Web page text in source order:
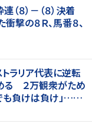
８）－（８）決着
撃の８Ｒ、馬番８、
トラリア代表に逆転
る ２万観衆がため
負けは負け」…前
２ー３５で惜敗